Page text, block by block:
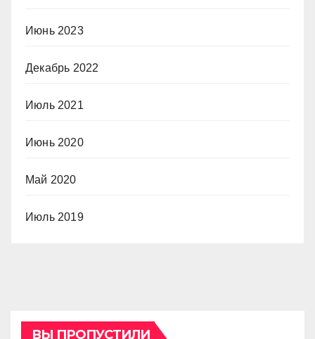
Июнь 2023
Декабрь 2022
Июль 2021
Июнь 2020
Май 2020
Июль 2019
ВЫ ПРОПУСТИЛИ